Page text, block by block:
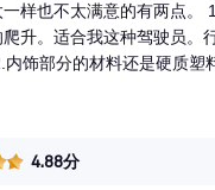
轻松过弯，有几次了，在
点而言，不光是我，包括
操控性非常好，舒适度
换变道非常轻松，非常
最有用的当属远程控制功
一样也不太满意的有两点
升。适合我这种驾驶员。
饰部分的材料还是硬质塑
4.88分